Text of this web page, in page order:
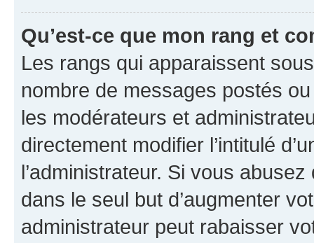
Qu’est-ce que mon rang et
Les rangs qui apparaissent
nombre de messages postés
les modérateurs et
directement modifier l’intitulé
l’administrateur. Si vous
dans le seul but d’augmenter
administrateur peut rabaisser